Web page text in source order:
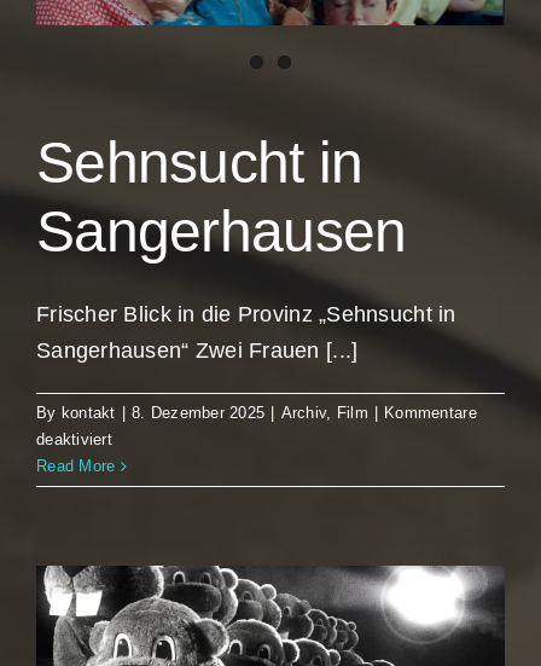
Sehnsucht in
Sangerhausen
Frischer Blick in die Provinz „Sehnsucht in
Sangerhausen“ Zwei Frauen [...]
By kontakt 8. Dezember 2025 Archiv, Film
Kommentare
deaktiviertfür
Sehnsucht
in
Read More